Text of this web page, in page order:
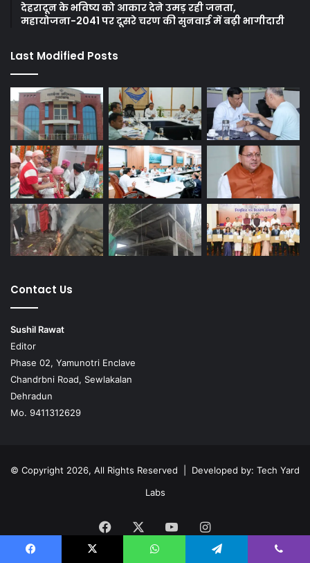
देहरादून के भविष्य को आकार देने उमड़ रही जनता,
महायोजना-2041 पर दूसरे चरण की सुनवाई में बढ़ी भागीदारी
Last Modified Posts
Contact Us
Sushil Rawat
Editor
Phase 02, Yamunotri Enclave
Chandrbni Road, Sewlakalan
Dehradun
Mo. 9411312629
© Copyright 2026, All Rights Reserved | Developed by: Tech Yard
Labs
Facebook YouTubeInstagram